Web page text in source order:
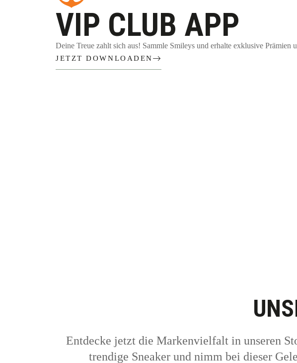
VIP CLUB APP
Deine Treue zahlt sich aus! Sammle Smileys und erhalte exklusive Prämien
JETZT DOWNLOADEN
Entdecke jetzt die Markenvielfalt in unseren
trendige Sneaker und nimm bei dieser